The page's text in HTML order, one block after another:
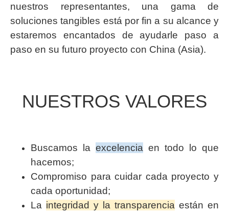
nuestros representantes, una gama de
soluciones tangibles está por fin a su alcance y
estaremos encantados de ayudarle paso a
paso en su futuro proyecto con China (Asia).
NUESTROS VALORES
Buscamos la excelencia en todo lo que
hacemos;
Compromiso para cuidar cada proyecto y
cada oportunidad;
La integridad y la transparencia están en